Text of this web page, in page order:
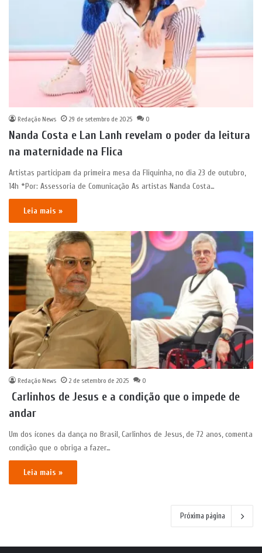
Redação News 29 de setembro de 2025 0
Nanda Costa e Lan Lanh revelam o poder da leitura
na maternidade na Flica
Artistas participam da primeira mesa da Fliquinha, no dia 23 de outubro,
14h *Por: Assessoria de Comunicação As artistas Nanda Costa…
Leia mais »
Redação News 2 de setembro de 2025 0
Carlinhos de Jesus e a condição que o impede de
andar
Um dos ícones da dança no Brasil, Carlinhos de Jesus, de 72 anos, comenta
condição que o obriga a fazer…
Leia mais »
Próxima página